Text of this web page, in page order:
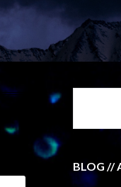
BLOG //